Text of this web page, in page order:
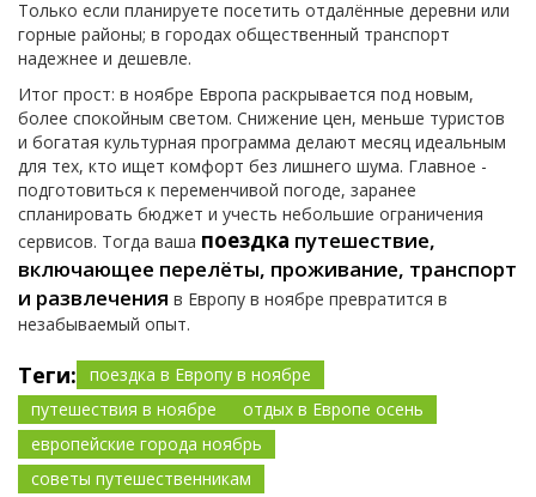
Только если планируете посетить отдалённые деревни или
горные районы; в городах общественный транспорт
надежнее и дешевле.
Итог прост: в ноябре Европа раскрывается под новым,
более спокойным светом. Снижение цен, меньше туристов
и богатая культурная программа делают месяц идеальным
для тех, кто ищет комфорт без лишнего шума. Главное -
подготовиться к переменчивой погоде, заранее
спланировать бюджет и учесть небольшие ограничения
сервисов. Тогда ваша поездка путешествие,
включающее перелёты, проживание, транспорт
и развлечения в Европу в ноябре превратится в
незабываемый опыт.
Теги:
поездка в Европу в ноябре
путешествия в ноябре
отдых в Европе осень
европейские города ноябрь
советы путешественникам